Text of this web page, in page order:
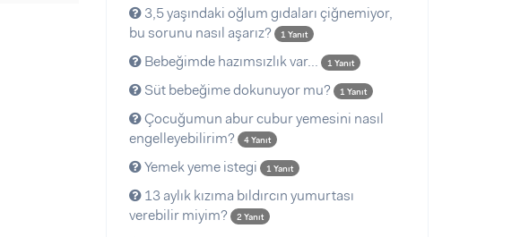
3,5 yaşındaki oğlum gıdaları çiğnemiyor,
bu sorunu nasıl aşarız?
1 Yanıt
Bebeğimde hazımsızlık var... 1 Yanıt
Süt bebeğime dokunuyor mu? 1 Yanıt
Çocuğumun abur cubur yemesini nasıl
engelleyebilirim?
4 Yanıt
Yemek yeme istegi 1 Yanıt
13 aylık kızıma bıldırcın yumurtası
verebilir miyim?
2 Yanıt